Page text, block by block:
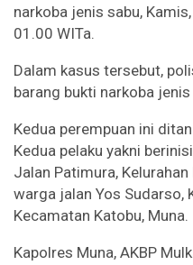
narkoba jenis sabu,
01.00 WITa.
Dalam kasus tersebut,
barang bukti narkoba
Kedua perempuan ini
Kedua pelaku yakni
Jalan Patimura,
warga jalan Yos Sudarso,
Kecamatan Katobu, Muna.
Kapolres Muna, AKBP